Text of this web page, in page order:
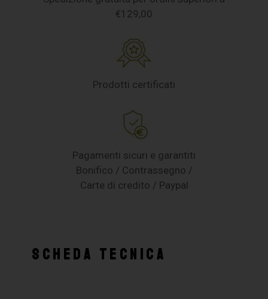
€129,00
Prodotti certificati
Pagamenti sicuri e garantiti
Bonifico / Contrassegno /
Carte di credito / Paypal
SCHEDA TECNICA